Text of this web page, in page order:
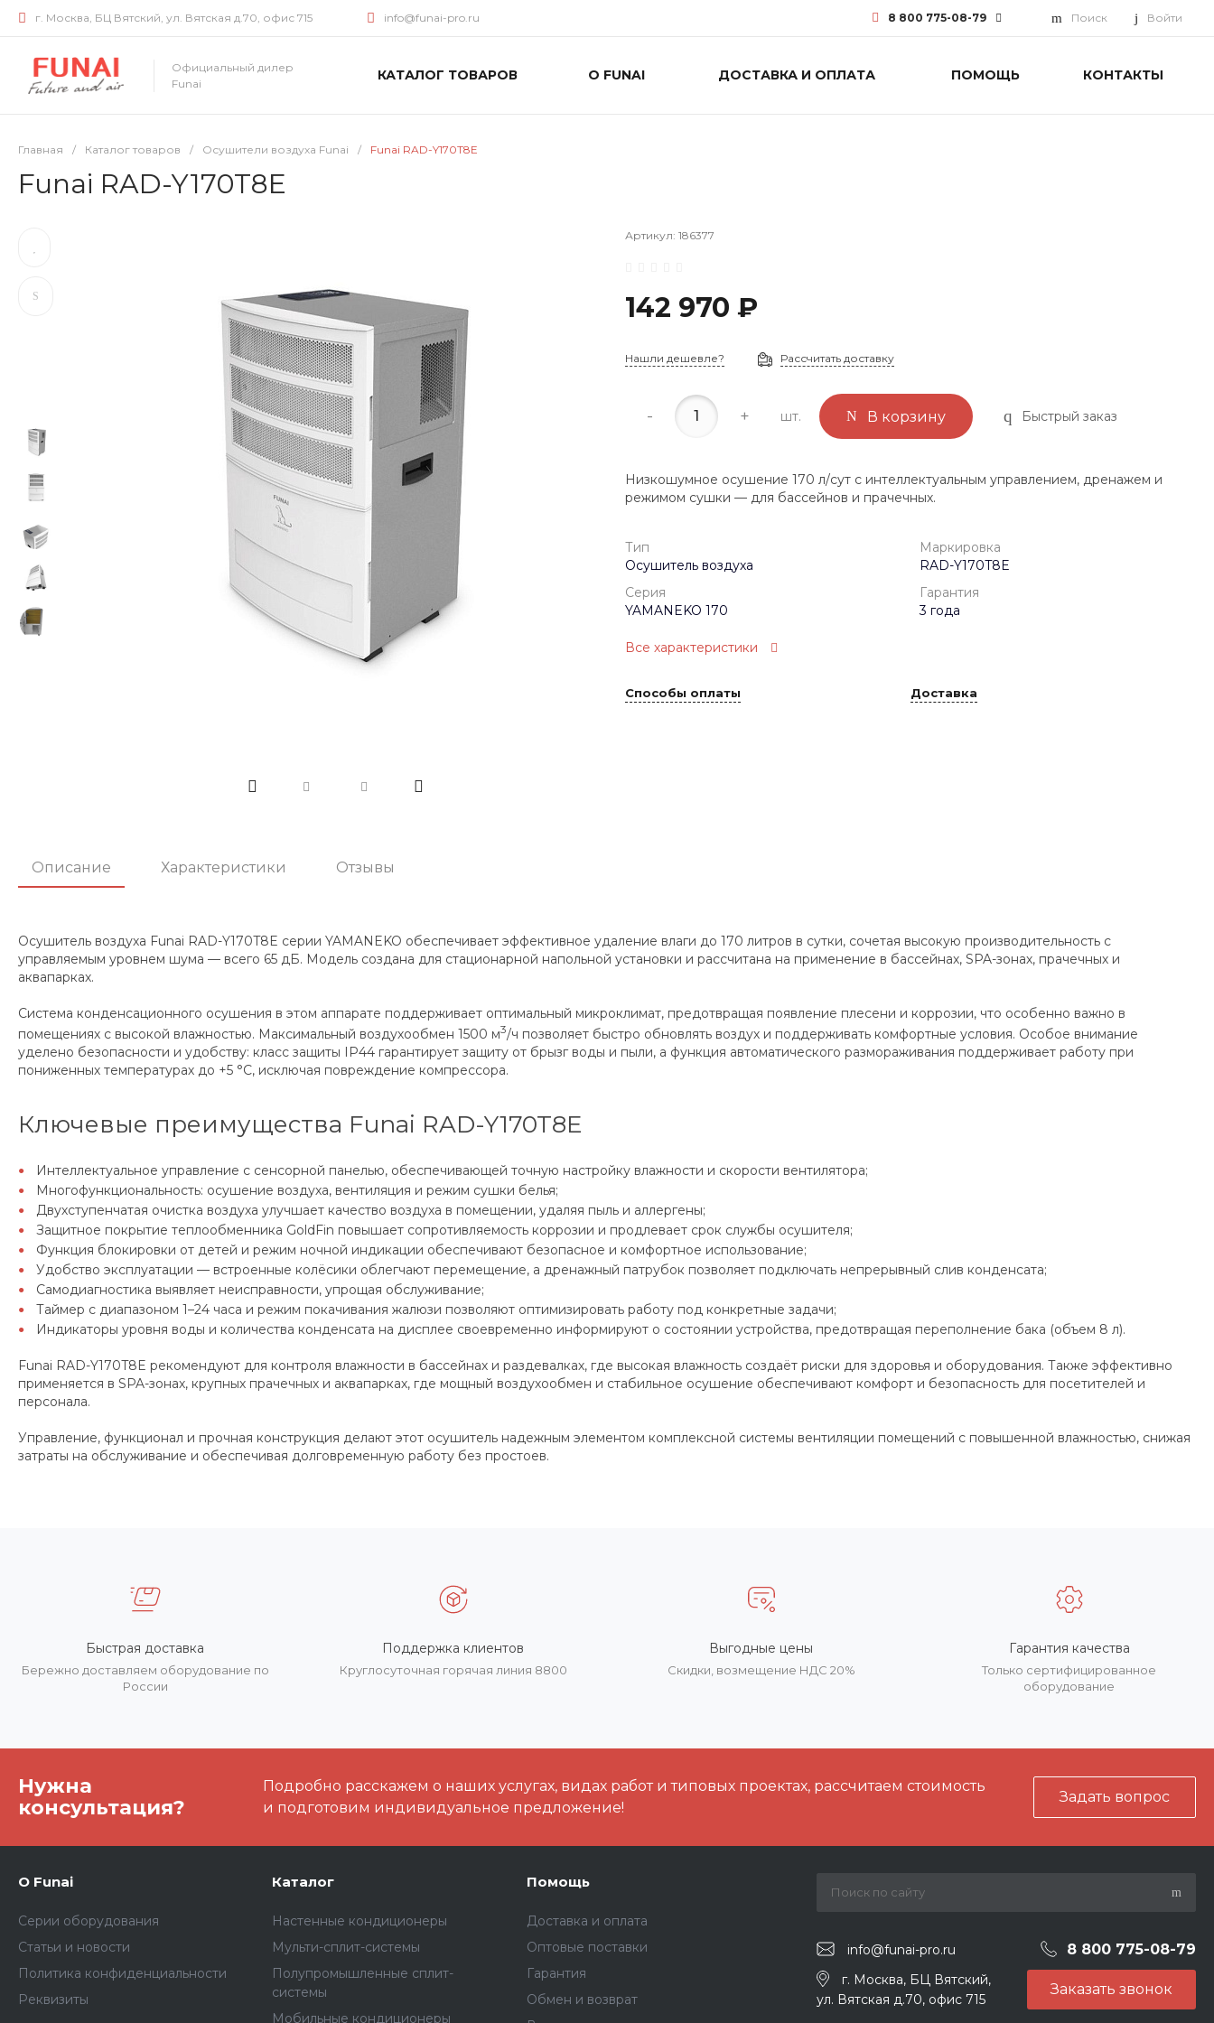
г. Москва, БЦ Вятский, ул. Вятская д.70, офис 715 info@funai-pro.ru 8 800 775-08-79 Поиск Войти
Официальный дилер
Funai
КАТАЛОГ ТОВАРОВ О FUNAI ДОСТАВКА И ОПЛАТА ПОМОЩЬ КОНТАКТЫ
Главная / Каталог товаров / Осушители воздуха Funai / Funai RAD-Y170T8E
Funai RAD-Y170T8E
Артикул: 186377
142 970 ₽
Нашли дешевле? Рассчитать доставку
- + шт. В корзину Быстрый заказ
Низкошумное осушение 170 л/сут с интеллектуальным управлением, дренажем и
режимом сушки — для бассейнов и прачечных.
Тип
Осушитель воздуха
Маркировка
RAD-Y170T8E
Серия
YAMANEKO 170
Гарантия
3 года
Все характеристики
Способы оплаты Доставка
Описание Характеристики Отзывы
Осушитель воздуха Funai RAD-Y170T8E серии YAMANEKO обеспечивает эффективное удаление влаги до 170 литров в сутки, сочетая высокую производительность с
управляемым уровнем шума — всего 65 дБ. Модель создана для стационарной напольной установки и рассчитана на применение в бассейнах, SPA-зонах, прачечных и
аквапарках.
Система конденсационного осушения в этом аппарате поддерживает оптимальный микроклимат, предотвращая появление плесени и коррозии, что особенно важно в
помещениях с высокой влажностью. Максимальный воздухообмен 1500 м3/ч позволяет быстро обновлять воздух и поддерживать комфортные условия. Особое внимание
уделено безопасности и удобству: класс защиты IP44 гарантирует защиту от брызг воды и пыли, а функция автоматического размораживания поддерживает работу при
пониженных температурах до +5 °C, исключая повреждение компрессора.
Ключевые преимущества Funai RAD-Y170T8E
Интеллектуальное управление с сенсорной панелью, обеспечивающей точную настройку влажности и скорости вентилятора;
Многофункциональность: осушение воздуха, вентиляция и режим сушки белья;
Двухступенчатая очистка воздуха улучшает качество воздуха в помещении, удаляя пыль и аллергены;
Защитное покрытие теплообменника GoldFin повышает сопротивляемость коррозии и продлевает срок службы осушителя;
Функция блокировки от детей и режим ночной индикации обеспечивают безопасное и комфортное использование;
Удобство эксплуатации — встроенные колёсики облегчают перемещение, а дренажный патрубок позволяет подключать непрерывный слив конденсата;
Самодиагностика выявляет неисправности, упрощая обслуживание;
Таймер с диапазоном 1–24 часа и режим покачивания жалюзи позволяют оптимизировать работу под конкретные задачи;
Индикаторы уровня воды и количества конденсата на дисплее своевременно информируют о состоянии устройства, предотвращая переполнение бака (объем 8 л).
Funai RAD-Y170T8E рекомендуют для контроля влажности в бассейнах и раздевалках, где высокая влажность создаёт риски для здоровья и оборудования. Также эффективно
применяется в SPA-зонах, крупных прачечных и аквапарках, где мощный воздухообмен и стабильное осушение обеспечивают комфорт и безопасность для посетителей и
персонала.
Управление, функционал и прочная конструкция делают этот осушитель надежным элементом комплексной системы вентиляции помещений с повышенной влажностью, снижая
затраты на обслуживание и обеспечивая долговременную работу без простоев.
Быстрая доставка
Бережно доставляем оборудование по
России
Поддержка клиентов
Круглосуточная горячая линия 8800
Выгодные цены
Скидки, возмещение НДС 20%
Гарантия качества
Только сертифицированное
оборудование
Нужна
консультация?
Подробно расскажем о наших услугах, видах работ и типовых проектах, рассчитаем стоимость
и подготовим индивидуальное предложение!
Задать вопрос
О Funai
Серии оборудования
Статьи и новости
Политика конфиденциальности
Реквизиты
Каталог
Настенные кондиционеры
Мульти-сплит-системы
Полупромышленные сплит-
системы
Мобильные кондиционеры
Помощь
Доставка и оплата
Оптовые поставки
Гарантия
Обмен и возврат
info@funai-pro.ru 8 800 775-08-79
г. Москва, БЦ Вятский,
ул. Вятская д.70, офис 715
Заказать звонок